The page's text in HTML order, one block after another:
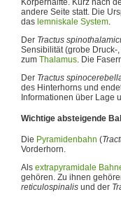
Körperhälfte. Kurz nach
andere Seite statt. Die
das lemniskale System.
Der Tractus
Sensibilität (grobe Druck-
zum Thalamus. Die
Der Tractus
des Hinterhorns und
Informationen über Lage
Wichtige absteigende
Die Pyramidenbahn (
Vorderhorn.
Als extrapyramidale
gehören. Zu ihnen
reticulospinalis und der